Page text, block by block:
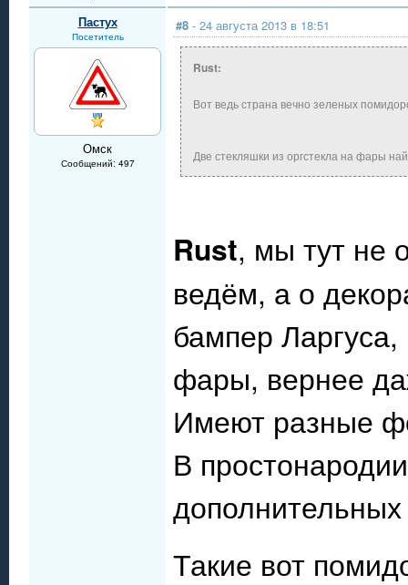
Пастух
Посетитель
Омск
Сообщений: 497
#8 - 24 августа 2013 в 18:51
Rust:
Вот ведь страна вечно зеленых
Две стекляшки из оргстекла на фары
Rust, мы тут не
ведём, а о
бампер Ларгуса,
фары, вернее
Имеют разные
В
Такие вот